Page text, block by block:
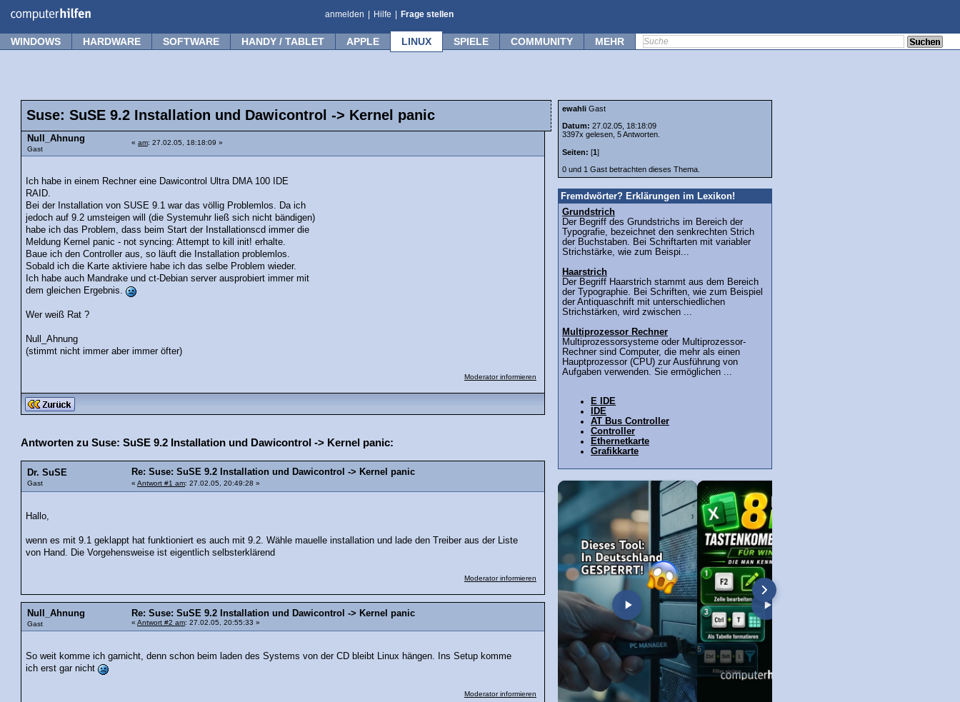
anmelden Hilfe Frage stellen
WINDOWS HARDWARE SOFTWARE HANDY / TABLET APPLE LINUX SPIELE COMMUNITY MEHR
Suse: SuSE 9.2 Installation und Dawicontrol -> Kernel panic
Null_Ahnung
Gast
« am: 27.02.05, 18:18:09 »
Ich habe in einem Rechner eine Dawicontrol Ultra DMA 100 IDE
RAID.
Bei der Installation von SUSE 9.1 war das völlig Problemlos. Da ich
jedoch auf 9.2 umsteigen will (die Systemuhr ließ sich nicht bändigen)
habe ich das Problem, dass beim Start der Installationscd immer die
Meldung Kernel panic - not syncing: Attempt to kill init! erhalte.
Baue ich den Controller aus, so läuft die Installation problemlos.
Sobald ich die Karte aktiviere habe ich das selbe Problem wieder.
Ich habe auch Mandrake und ct-Debian server ausprobiert immer mit
dem gleichen Ergebnis.
Wer weiß Rat ?
Null_Ahnung
(stimmt nicht immer aber immer öfter)
Moderator informieren
Antworten zu Suse: SuSE 9.2 Installation und Dawicontrol -> Kernel panic:
Dr. SuSE
Gast
Re: Suse: SuSE 9.2 Installation und Dawicontrol -> Kernel panic
« Antwort #1 am: 27.02.05, 20:49:28 »
Hallo,
wenn es mit 9.1 geklappt hat funktioniert es auch mit 9.2. Wähle mauelle installation und lade den Treiber aus der Liste
von Hand. Die Vorgehensweise ist eigentlich selbsterklärend
Moderator informieren
Null_Ahnung
Gast
Re: Suse: SuSE 9.2 Installation und Dawicontrol -> Kernel panic
« Antwort #2 am: 27.02.05, 20:55:33 »
So weit komme ich garnicht, denn schon beim laden des Systems von der CD bleibt Linux hängen. Ins Setup komme
ich erst gar nicht
Moderator informieren
ewahli Gast
Datum: 27.02.05, 18:18:09
3397x gelesen, 5 Antworten.
Seiten: [1]
0 und 1 Gast betrachten dieses Thema.
Fremdwörter? Erklärungen im Lexikon!
Grundstrich
Der Begriff des Grundstrichs im Bereich der
Typografie, bezeichnet den senkrechten Strich
der Buchstaben. Bei Schriftarten mit variabler
Strichstärke, wie zum Beispi...
Haarstrich
Der Begriff Haarstrich stammt aus dem Bereich
der Typographie. Bei Schriften, wie zum Beispiel
der Antiquaschrift mit unterschiedlichen
Strichstärken, wird zwischen ...
Multiprozessor Rechner
Multiprozessorsysteme oder Multiprozessor-
Rechner sind Computer, die mehr als einen
Hauptprozessor (CPU) zur Ausführung von
Aufgaben verwenden. Sie ermöglichen ...
E IDE
IDE
AT Bus Controller
Controller
Ethernetkarte
Grafikkarte